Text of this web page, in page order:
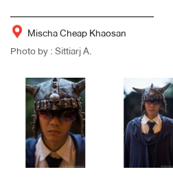
Mischa Cheap Khaosan
Photo by : Sittiarj A.